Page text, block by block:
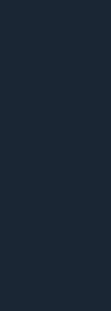
titka valójában igen
több energiát, mint
Természetesen
és akaraterőre
fogod
mennyire
képest. Itt nincsenek
kalóriabevitelt
növelheted ha
utolsó sorban, a
módszerét a legtöbb
szakorvos ajánlja és